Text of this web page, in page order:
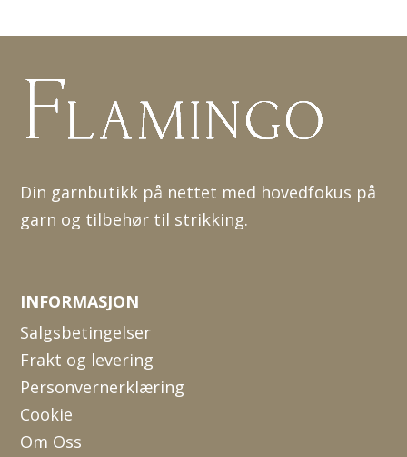
Din garnbutikk på nettet med hovedfokus på
garn og tilbehør til strikking.
INFORMASJON
Salgsbetingelser
Frakt og levering
Personvernerklæring
Cookie
Om Oss